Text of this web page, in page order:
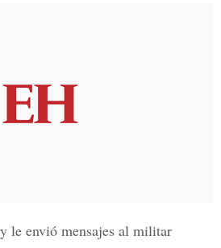
le envió mensajes al militar